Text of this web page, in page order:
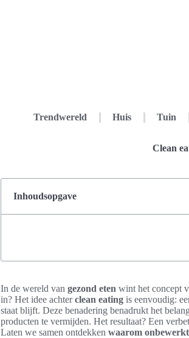
Trendwereld Huis Tuin
Clean
Inhoudsopgave
In de wereld van gezond eten wint het concept
in? Het idee achterclean eating is eenvoudig:
staat blijft. Deze benadering benadrukt het
producten te vermijden. Het resultaat? Een
Laten we samen ontdekken waarom